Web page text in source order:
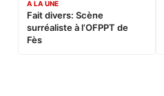
A LA UNE
Fait divers: Scène
surréaliste à l’OFPPT de
Fès